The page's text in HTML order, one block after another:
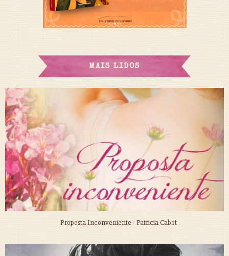
MAIS LIDOS
Proposta Inconveniente - Patricia Cabot